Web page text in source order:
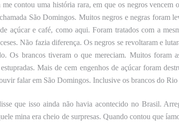
contou uma história rara, em que os negros vencem
São Domingos. Muitos negros e negras foram
açúcar e café, como aqui. Foram tratados com a
Não fazia diferença. Os negros se revoltaram e
Os brancos tiveramo que mereciam. Muitosforam
Mais de cem engenhos de açúcar foram
falar em São Domingos. Inclusive os brancos do Rio
que isso ainda não havia acontecido no Brasil.
mina era cheio de surpresas. Quando contou que